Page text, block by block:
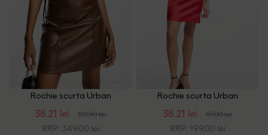
Rochie scurta Urban
38.21 lei 101.90 lei
RRP: 349.00 lei
Rochie scurta Urban
38.21 lei 97.00 lei
RRP: 199.00 lei